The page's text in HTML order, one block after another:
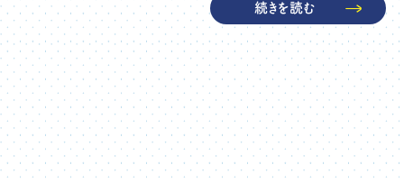
続きを読む